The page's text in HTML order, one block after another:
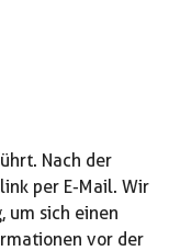
Nach der
per E-Mail. Wir
um sich einen
vor der